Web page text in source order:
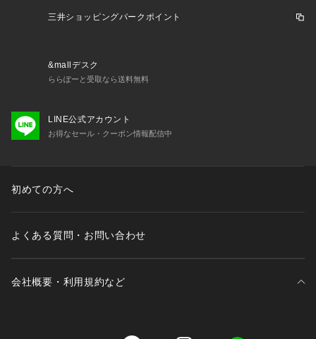
三井ショッピングパークポイント
&mallデスク
ららぽーと受取なら送料無料
LINE公式アカウント
お得なセール・クーポン情報配信中
初めての方へ
よくある質問・お問い合わせ
会社概要・利用規約など